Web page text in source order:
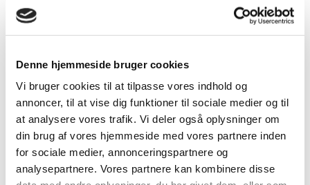
Denne hjemmeside bruger cookies
Vi bruger cookies til at tilpasse vores indhold og
annoncer, til at vise dig funktioner til sociale medier og til
at analysere vores trafik. Vi deler også oplysninger om
din brug af vores hjemmeside med vores partnere inden
for sociale medier, annonceringspartnere og
analysepartnere. Vores partnere kan kombinere disse
HEJREDALSPARKEN
Hejredalsparken Logo og hjemmeside til
boligområdet Hejredalsparken. LINK
Hjemmeside DATO Maj, 2018 Processen I
2018 blev jeg kontaktet af DACAS (Dansk
Administrations Center) med henblik på at
udarbejde en identitet, logo og ny
hjemmeside til boligområdet...